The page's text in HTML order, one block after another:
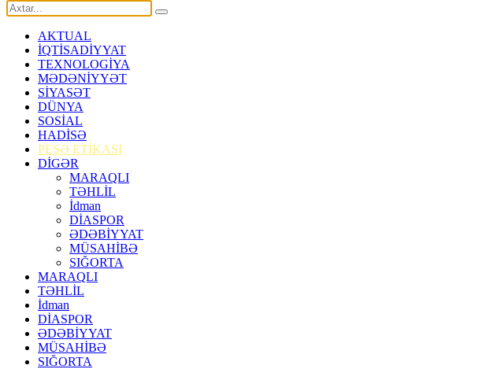
AKTUAL
İQTİSADİYYAT
TEXNOLOGİYA
MƏDƏNİYYƏT
SİYASƏT
DÜNYA
SOSİAL
HADİSƏ
PEŞƏ ETİKASI
DİGƏR
MARAQLI
TƏHLİL
İdman
DİASPOR
ƏDƏBİYYAT
MÜSAHİBƏ
SIĞORTA
MARAQLI
TƏHLİL
İdman
DİASPOR
ƏDƏBİYYAT
MÜSAHİBƏ
SIĞORTA